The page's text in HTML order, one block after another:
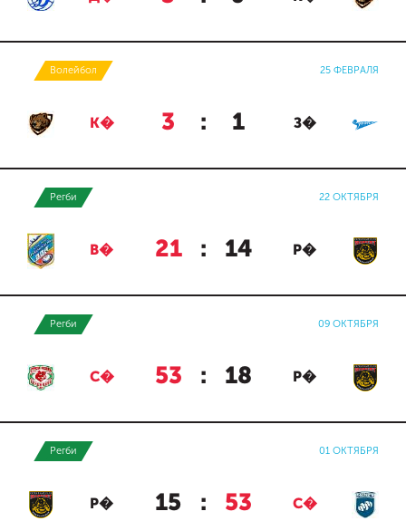
Волейбол 25 ФЕВРАЛЯ
К� 3 : 1 З�
Регби 22 ОКТЯБРЯ
В� 21 : 14 Р�
Регби 09 ОКТЯБРЯ
С� 53 : 18 Р�
Регби 01 ОКТЯБРЯ
Р� 15 : 53 С�